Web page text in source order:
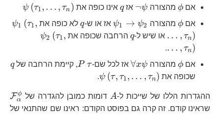
אם
\phi ϕ מהצורה \neg\psi ¬ψ אז q q אינו כופה את ψ (τ1, … , τn )
אם \phi ϕ מהצורה
\psi_{1}\to\psi_{2}
ψ1 → ψ2 אז או ש- q
qלא כופה את ψ1 (τ1,
… , τn) או שיש ל- q q הרחבה שכופה את ψ2 (τ1,
… , τn)
.
אם
\phi ϕ מהצורה
\forall
x\psi
∀xψ אז לכל שם-P
P \tau
τ , קיימת הרחבה של q
q
שכופה את ψ (τ, τ1, … , τn)
.
ההגדרות הללו של שייכות ל-A
A דומות כמובן להגדרה של Fα
ϕ
שראינו קודם. זה קרה גם בפוסט הקודם: ראינו שם שהתנאי של